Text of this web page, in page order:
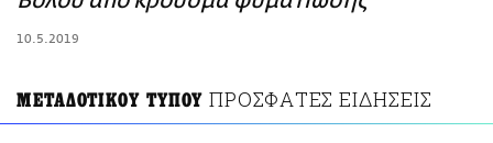
10.5.2019
ΜΕΤΑΔΟΤΙΚΟΥ ΤΥΠΟΥ ΠΡΟΣΦΑΤΕΣ ΕΙΔΗΣΕΙΣ